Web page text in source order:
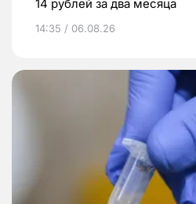
14 рублей за два месяца
14:35 / 06.08.26